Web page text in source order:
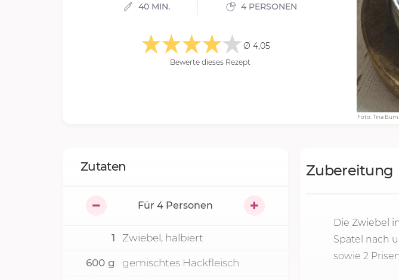
Foto: Tina
40 MIN. 4 PERSONEN
Ø 4,05
Bewerte dieses Rezept
Zubereitung
Die Zwiebel
Spatel nach
sowie 2
Zutaten
Für 4 Personen
1 Zwiebel, halbiert
600 g gemischtes Hackfleisch